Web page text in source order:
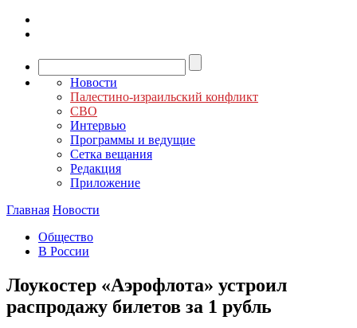
Новости
Палестино-израильский конфликт
СВО
Интервью
Программы и ведущие
Сетка вещания
Редакция
Приложение
Главная Новости
Общество
В России
Лоукостер «Аэрофлота» устроил
распродажу билетов за 1 рубль